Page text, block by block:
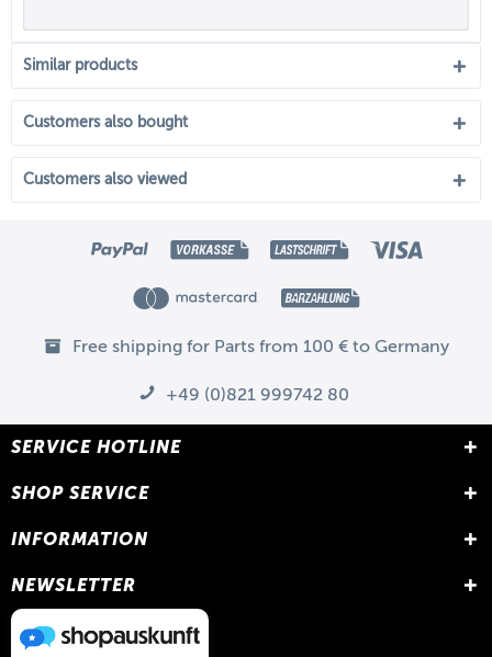
Similar products
Customers also bought
Customers also viewed
Free shipping for Parts from 100 € to Germany
+49 (0)821 999742 80
SERVICE HOTLINE
SHOP SERVICE
INFORMATION
NEWSLETTER